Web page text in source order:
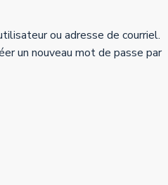
ou adresse de courriel.
un nouveau mot de passe par